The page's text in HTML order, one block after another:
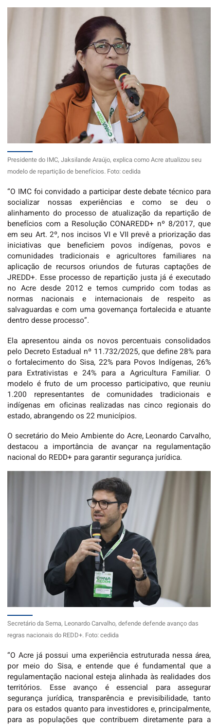
Presidente do IMC, Jaksilande Araújo, explica como Acre atualizou seu
modelo de repartição de benefícios. Foto: cedida
“O IMC foi convidado a participar deste debate técnico para
socializar nossas experiências e como se deu o
alinhamento do processo de atualização da repartição de
benefícios com a Resolução CONAREDD+ nº 8/2017, que
em seu Art. 2º, nos incisos VI e VII prevê a priorização das
iniciativas que beneficiem povos indígenas, povos e
comunidades tradicionais e agricultores familiares na
aplicação de recursos oriundos de futuras captações de
JREDD+. Esse processo de repartição justa já é executado
no Acre desde 2012 e temos cumprido com todas as
normas nacionais e internacionais de respeito as
salvaguardas e com uma governança fortalecida e atuante
dentro desse processo”.
Ela apresentou ainda os novos percentuais consolidados
pelo Decreto Estadual nº 11.732/2025, que define 28% para
o fortalecimento do Sisa, 22% para Povos Indígenas, 26%
para Extrativistas e 24% para a Agricultura Familiar. O
modelo é fruto de um processo participativo, que reuniu
1.200 representantes de comunidades tradicionais e
indígenas em oficinas realizadas nas cinco regionais do
estado, abrangendo os 22 municípios.
O secretário do Meio Ambiente do Acre, Leonardo Carvalho,
destacou a importância de avançar na regulamentação
nacional do REDD+ para garantir segurança jurídica.
Secretário da Sema, Leonardo Carvalho, defende defende avanço das
regras nacionais do REDD+. Foto: cedida
“O Acre já possui uma experiência estruturada nessa área,
por meio do Sisa, e entende que é fundamental que a
regulamentação nacional esteja alinhada às realidades dos
territórios. Esse avanço é essencial para assegurar
segurança jurídica, transparência e previsibilidade, tanto
para os estados quanto para investidores e, principalmente,
para as populações que contribuem diretamente para a